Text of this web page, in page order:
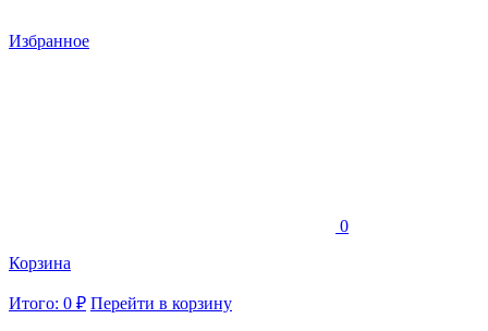
Избранное
0
Корзина
Итого: 0 ₽ Перейти в корзину